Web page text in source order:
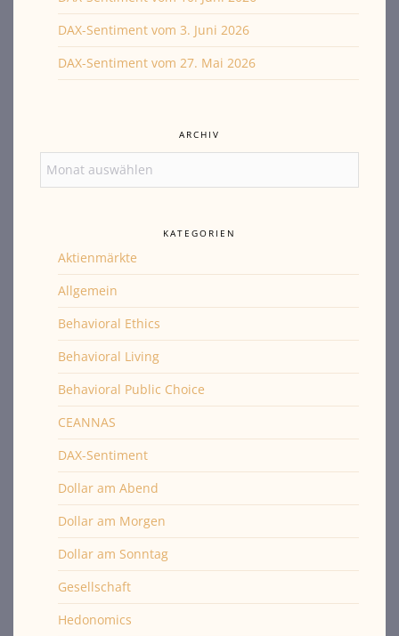
DAX-Sentiment vom 3. Juni 2026
DAX-Sentiment vom 27. Mai 2026
ARCHIV
KATEGORIEN
Aktienmärkte
Allgemein
Behavioral Ethics
Behavioral Living
Behavioral Public Choice
CEANNAS
DAX-Sentiment
Dollar am Abend
Dollar am Morgen
Dollar am Sonntag
Gesellschaft
Hedonomics